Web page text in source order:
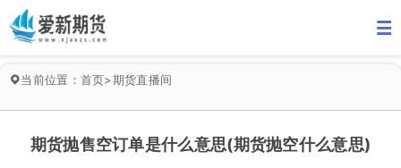
当前位置： 首页>期货直播间
期货抛售空订单是什么意思(期货抛空什么意思)